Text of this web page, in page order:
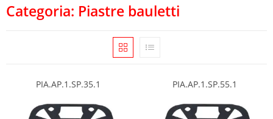
Categoria: Piastre bauletti
PIA.AP.1.SP.35.1 PIA.AP.1.SP.55.1